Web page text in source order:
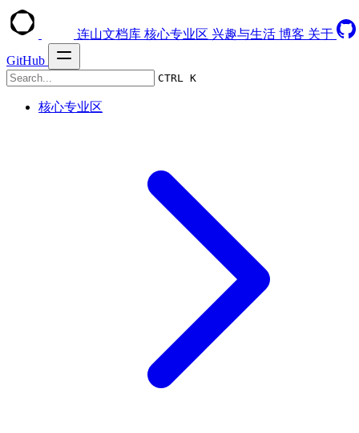
连山文档库 核心专业区 兴趣与生活 博客 关于
GitHub
CTRL K
核心专业区